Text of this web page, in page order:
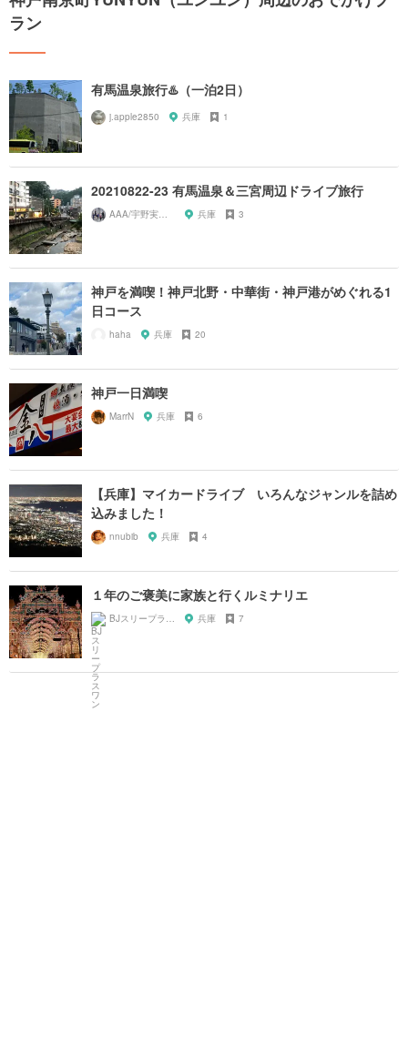
ラン
有馬温泉旅行♨️（一泊2日）
j.apple2850 兵庫 1
20210822-23 有馬温泉＆三宮周辺ドライブ旅行
AAA/宇野実彩子推し 兵庫 3
神戸を満喫！神戸北野・中華街・神戸港がめぐれる1
日コース
haha 兵庫 20
神戸一日満喫
MarrN 兵庫 6
【兵庫】マイカードライブ いろんなジャンルを詰め
込みました！
nnubib 兵庫 4
１年のご褒美に家族と行くルミナリエ
BJスリープラスワン 兵庫 7